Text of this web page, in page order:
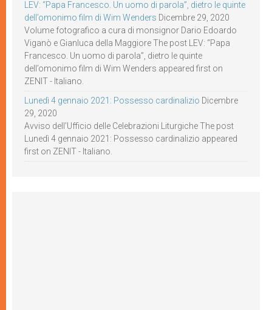
LEV: “Papa Francesco. Un uomo di parola”, dietro le quinte
dell’omonimo film di Wim Wenders Dicembre 29, 2020
Volume fotografico a cura di monsignor Dario Edoardo
Viganò e Gianluca della Maggiore The post LEV: “Papa
Francesco. Un uomo di parola”, dietro le quinte
dell’omonimo film di Wim Wenders appeared first on
ZENIT - Italiano.
Lunedì 4 gennaio 2021: Possesso cardinalizio Dicembre
29, 2020
Avviso dell’Ufficio delle Celebrazioni Liturgiche The post
Lunedì 4 gennaio 2021: Possesso cardinalizio appeared
first on ZENIT - Italiano.